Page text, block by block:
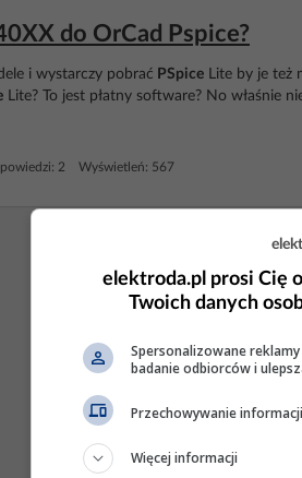
do OrCad Pspice?
i wystarczy pobrać PSpice Lite by je też
Lite? To jest płatny software? No właśnie
2 Wyświetleń: 567
elektroda.pl prosi Cię
Twoich danych
Spersonalizowane
badanie odbiorców i
Przechowywanie
Więcej informacji